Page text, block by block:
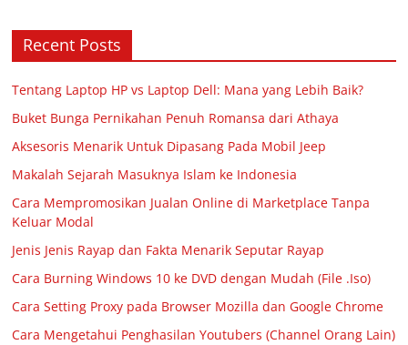
Recent Posts
Tentang Laptop HP vs Laptop Dell: Mana yang Lebih Baik?
Buket Bunga Pernikahan Penuh Romansa dari Athaya
Aksesoris Menarik Untuk Dipasang Pada Mobil Jeep
Makalah Sejarah Masuknya Islam ke Indonesia
Cara Mempromosikan Jualan Online di Marketplace Tanpa
Keluar Modal
Jenis Jenis Rayap dan Fakta Menarik Seputar Rayap
Cara Burning Windows 10 ke DVD dengan Mudah (File .Iso)
Cara Setting Proxy pada Browser Mozilla dan Google Chrome
Cara Mengetahui Penghasilan Youtubers (Channel Orang Lain)